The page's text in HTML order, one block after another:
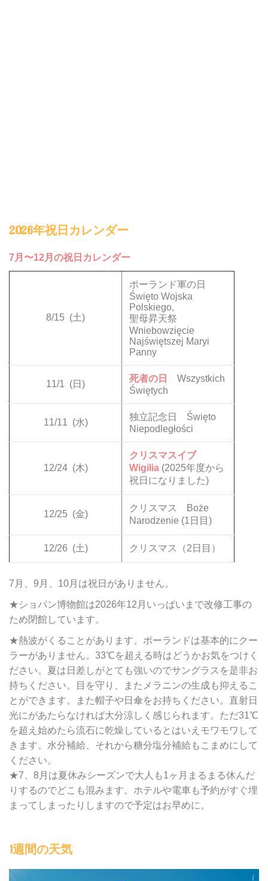
2026年祝日カレンダー
7月〜12月の祝日カレンダー
8/15 (土)
ポーランド軍の日
Święto Wojska
Polskiego,
聖母昇天祭
Wniebowzięcie
Najświętszej Maryi
Panny
11/1 (日)
死者の日
Wszystkich
Świętych
11/11 (水)
独立記念日 Święto
Niepodległości
12/24 (木)
クリスマスイブ
Wigilia (2025年度から
祝日になりました)
12/25 (金)
クリスマス Boże
Narodzenie (1日目)
12/26 (土) クリスマス（2日目）
7月、9月、10月は祝日がありません。
★ショパン博物館は2026年12月いっぱいまで改修工事の
ため閉館しています。
★熱波がくることがあります。ポーランドは基本的にクー
ラーがありません。33℃を超える時はどうかお気をつけく
ださい。夏は日差しがとても強いのでサングラスを是非お
持ちください。目を守り、またメラニンの生成も抑えるこ
とができます。また帽子や日傘をお持ちください。直射日
光にがあたらなければ大分涼しく感じられます。ただ31℃
を超え始めたら流石に乾燥しているとはいえモワモワして
きます。水分補給、それから糖分塩分補給もこまめにして
ください。
★7、8月は夏休みシーズンで大人も1ヶ月まるまる休んだ
りするのでどこも混みます。ホテルや電車も予約がすぐ埋
まってしまったりしますので予定はお早めに。
1週間の天気